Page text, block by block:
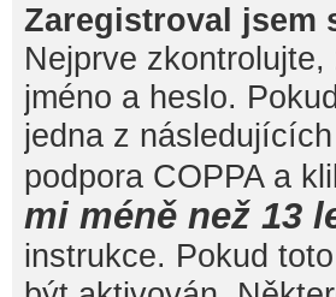
Zaregistroval jsem
Nejprve
jméno a heslo.
jedna z
podpora COPPA a
mi méně než 13
instrukce. Pokud